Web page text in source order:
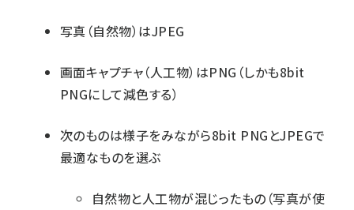
写真（自然物）はJPEG
画面キャプチャ（人工物）はPNG（しかも8bit
PNGにして減色する）
次のものは様子をみながら8bit PNGとJPEGで
最適なものを選ぶ
自然物と人工物が混じったもの（写真が使